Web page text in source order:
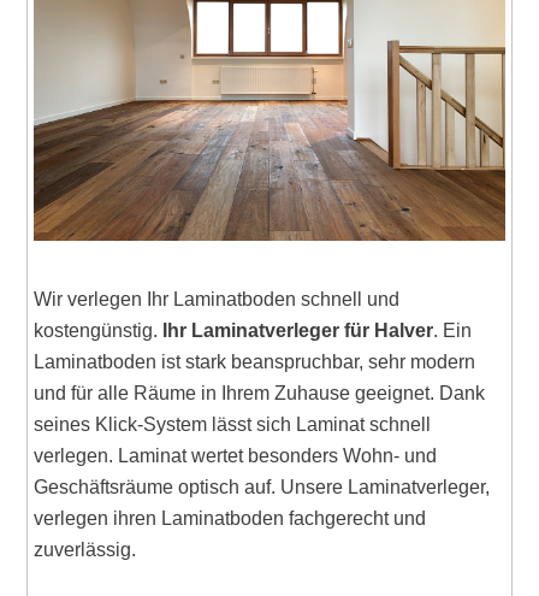
Wir verlegen Ihr Laminatboden schnell und
kostengünstig.
Ihr Laminatverleger für Halver. Ein
Laminatboden ist stark beanspruchbar, sehr modern
und für alle Räume in Ihrem Zuhause geeignet. Dank
seines Klick-System lässt sich Laminat schnell
verlegen. Laminat wertet besonders Wohn- und
Geschäftsräume optisch auf. Unsere Laminatverleger,
verlegen ihren Laminatboden fachgerecht und
zuverlässig.